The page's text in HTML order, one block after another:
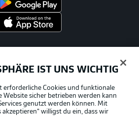
IST UNS WICHTIG
erforderliche Cookies und funktionale
Website sicher betrieben werden kann
genutzt werden können. Mit
akzeptieren“ willigst du ein, dass wir